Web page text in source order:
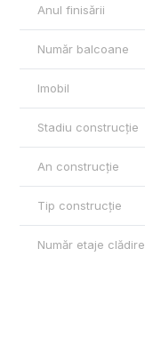
Anul finisării
Număr balcoane
Imobil
Stadiu construcție
An construcție
Tip construcție
Număr etaje clădire